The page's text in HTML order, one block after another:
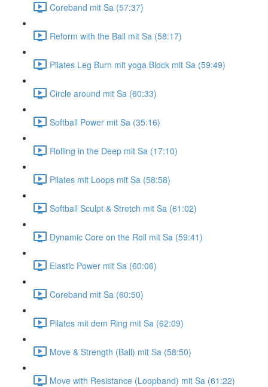
Coreband mit Sa (57:37)
Reform with the Ball mit Sa (58:17)
Pilates Leg Burn mit yoga Block mit Sa (59:49)
Circle around mit Sa (60:33)
Softball Power mit Sa (35:16)
Rolling in the Deep mit Sa (17:10)
Pilates mit Loops mit Sa (58:58)
Softball Sculpt & Stretch mit Sa (61:02)
Dynamic Core on the Roll mit Sa (59:41)
Elastic Power mit Sa (60:06)
Coreband mit Sa (60:50)
Pilates mit dem Ring mit Sa (62:09)
Move & Strength (Ball) mit Sa (58:50)
Move with Resistance (Loopband) mit Sa (61:22)